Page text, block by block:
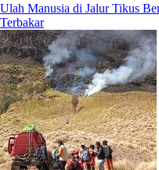
Ulah Manusia di Jalur Tikus
Terbakar